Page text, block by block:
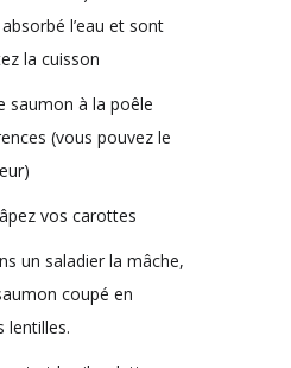
l’eau et sont
la cuisson
saumon à la poêle
(vous pouvez le
vos carottes
un saladier la mâche,
coupé en
lentilles.